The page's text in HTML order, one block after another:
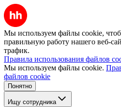
Мы используем файлы cookie,
правильную работу нашего веб-
трафик.
Правила использования файлов
Мы используем файлы cookie.
файлов cookie
Понятно
Ищу сотрудника